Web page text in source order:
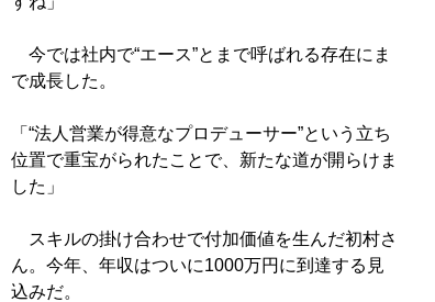
今では社内で“エース”とまで呼ばれる存在にま
で成長した。
「“法人営業が得意なプロデューサー”という立ち
位置で重宝がられたことで、新たな道が開らけま
した」
スキルの掛け合わせで付加価値を生んだ初村さ
ん。今年、年収はついに1000万円に到達する見
込みだ。